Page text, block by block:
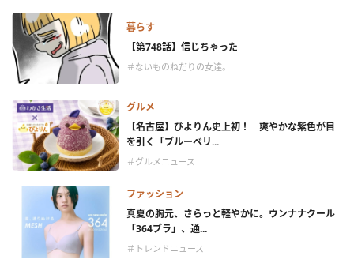
暮らす
【第748話】信じちゃった
＃ないものねだりの女達。
グルメ
【名古屋】ぴよりん史上初！ 爽やかな紫色が目
を引く「ブルーベリ...
＃グルメニュース
ファッション
真夏の胸元、さらっと軽やかに。ウンナナクール
「364ブラ」、通...
＃トレンドニュース